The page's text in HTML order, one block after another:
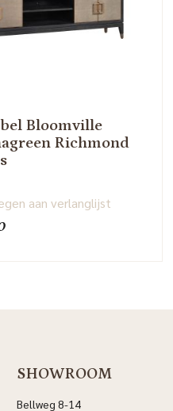
Bloomville
Richmond
aan verlanglijst
SHOWROOM
Bellweg 8-14